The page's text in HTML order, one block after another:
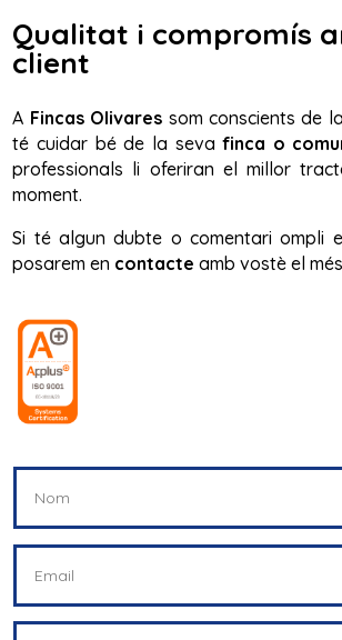
Qualitat i compromís
client
A Fincas Olivares som conscients de
té cuidar bé de la seva finca o
professionals li oferiran el millor
moment.
Si té algun dubte o comentari ompli
posarem en contacte amb vostè el